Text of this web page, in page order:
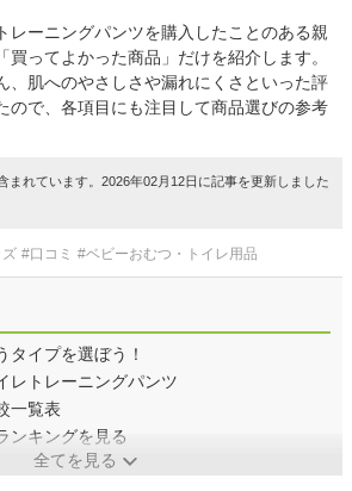
レーニングパンツを購入したことのある親
買ってよかった商品」だけを紹介します。
、肌へのやさしさや漏れにくさといった評
ので、各項目にも注目して商品選びの参考
まれています。2026年02月12日に記事を更新しました
#口コミ #ベビーおむつ・トイレ用品
タイプを選ぼう！
レトレーニングパンツ
一覧表
ンキングを見る
全てを見る